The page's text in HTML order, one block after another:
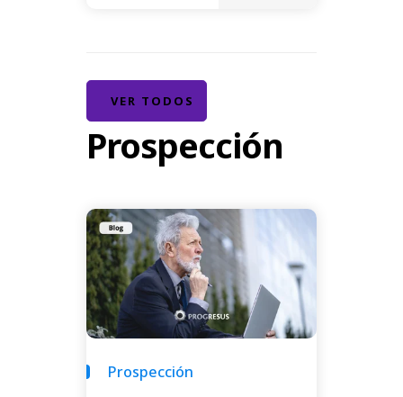
VER TODOS
Prospección
Prospección